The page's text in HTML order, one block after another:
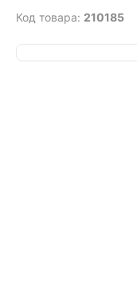
Код товара: 210185